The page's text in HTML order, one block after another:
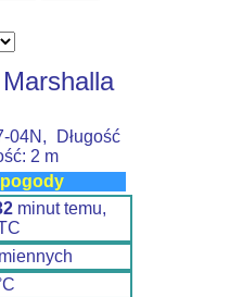
04N, Długość
2 m
minut temu,